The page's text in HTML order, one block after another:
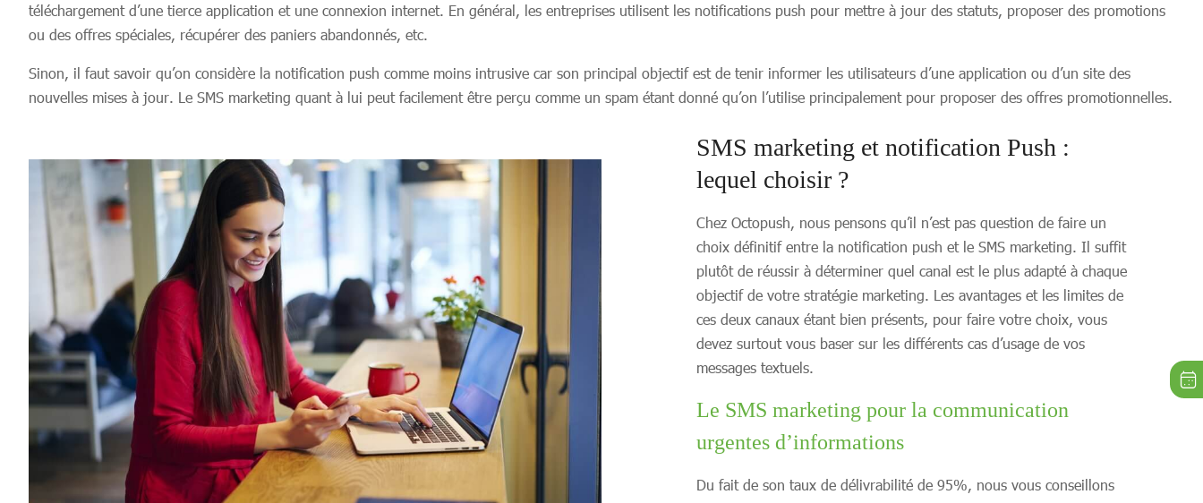
téléchargement d’une tierce application et une connexion internet. En général, les entreprises utilisent les notifications push pour mettre à jour des statuts, proposer des promotions
ou des offres spéciales, récupérer des paniers abandonnés, etc.
Sinon, il faut savoir qu’on considère la notification push comme moins intrusive car son principal objectif est de tenir informer les utilisateurs d’une application ou d’un site des
nouvelles mises à jour. Le SMS marketing quant à lui peut facilement être perçu comme un spam étant donné qu’on l’utilise principalement pour proposer des offres promotionnelles.
SMS marketing et notification Push :
lequel choisir ?
Chez Octopush, nous pensons qu’il n’est pas question de faire un
choix définitif entre la notification push et le SMS marketing. Il suffit
plutôt de réussir à déterminer quel canal est le plus adapté à chaque
objectif de votre stratégie marketing. Les avantages et les limites de
ces deux canaux étant bien présents, pour faire votre choix, vous
devez surtout vous baser sur les différents cas d’usage de vos
messages textuels.
Le SMS marketing pour la communication
urgentes d’informations
Du fait de son taux de délivrabilité de 95%, nous vous conseillons